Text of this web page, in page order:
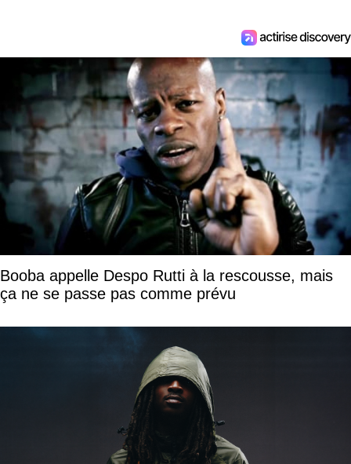
Booba appelle Despo Rutti à la rescousse, mais
ça ne se passe pas comme prévu